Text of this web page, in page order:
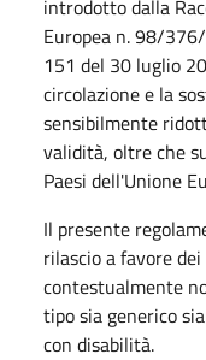
introdotto dalla
Europea n. 98/
151 del 30 luglio
circolazione e la
sensibilmente
validità, oltre che
Paesi dell'Unione
Il presente
rilascio a favore
contestualmente
tipo sia generico
con disabilità.